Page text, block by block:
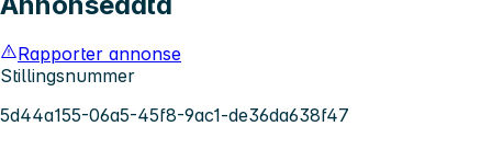
Rapporter annonse
Stillingsnummer
5d44a155-06a5-45f8-9ac1-de36da638f47